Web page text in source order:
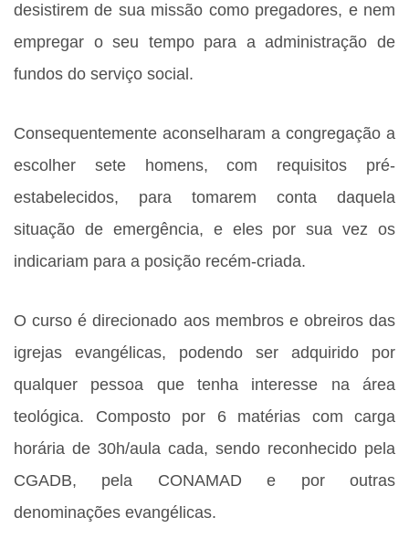
desistirem de sua missão como pregadores, e nem
empregar o seu tempo para a administração de
fundos do serviço social.
Consequentemente aconselharam a congregação a
escolher sete homens, com requisitos pré-
estabelecidos, para tomarem conta daquela
situação de emergência, e eles por sua vez os
indicariam para a posição recém-criada.
O curso é direcionado aos membros e obreiros das
igrejas evangélicas, podendo ser adquirido por
qualquer pessoa que tenha interesse na área
teológica. Composto por 6 matérias com carga
horária de 30h/aula cada, sendo reconhecido pela
CGADB, pela CONAMAD e por outras
denominações evangélicas.